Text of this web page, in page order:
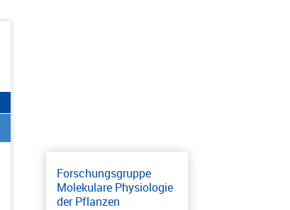
Forschungsgruppe
Molekulare Physiologie
der Pflanzen